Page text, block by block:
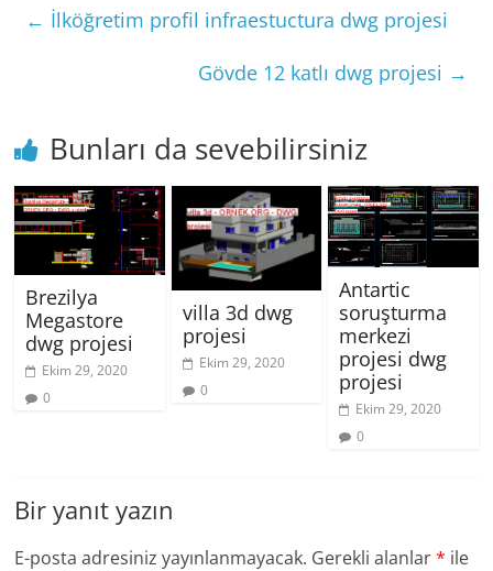
← İlköğretim profil infraestuctura dwg projesi
Gövde 12 katlı dwg projesi →
Bunları da sevebilirsiniz
Brezilya
Megastore
dwg projesi
Ekim 29, 2020
0
villa 3d dwg
projesi
Ekim 29, 2020
0
Antartic
soruşturma
merkezi
projesi dwg
projesi
Ekim 29, 2020
0
Bir yanıt yazın
E-posta adresiniz yayınlanmayacak. Gerekli alanlar* ile